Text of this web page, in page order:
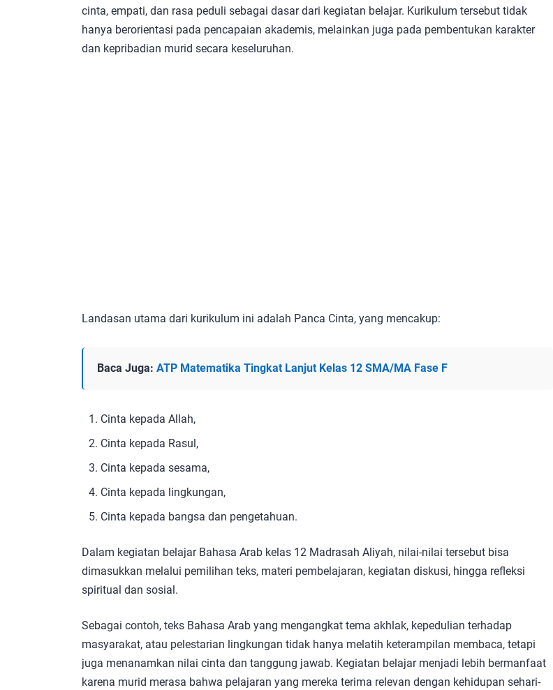
cinta, empati, dan rasa peduli sebagai dasar dari kegiatan belajar. Kurikulum tersebut tidak
hanya berorientasi pada pencapaian akademis, melainkan juga pada pembentukan karakter
dan kepribadian murid secara keseluruhan.
Landasan utama dari kurikulum ini adalah Panca Cinta, yang mencakup:
Baca Juga: ATP Matematika Tingkat Lanjut Kelas 12 SMA/MA Fase F
Cinta kepada Allah,
Cinta kepada Rasul,
Cinta kepada sesama,
Cinta kepada lingkungan,
Cinta kepada bangsa dan pengetahuan.
Dalam kegiatan belajar Bahasa Arab kelas 12 Madrasah Aliyah, nilai-nilai tersebut bisa
dimasukkan melalui pemilihan teks, materi pembelajaran, kegiatan diskusi, hingga refleksi
spiritual dan sosial.
Sebagai contoh, teks Bahasa Arab yang mengangkat tema akhlak, kepedulian terhadap
masyarakat, atau pelestarian lingkungan tidak hanya melatih keterampilan membaca, tetapi
juga menanamkan nilai cinta dan tanggung jawab. Kegiatan belajar menjadi lebih bermanfaat
karena murid merasa bahwa pelajaran yang mereka terima relevan dengan kehidupan sehari-